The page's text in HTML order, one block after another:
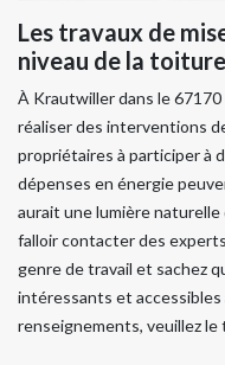
Les travaux de
niveau de la
À Krautwiller dans le
réaliser des interventions
propriétaires à participer à
dépenses en énergie
aurait une lumière naturelle
falloir contacter des
genre de travail et sachez
intéressants et
renseignements, veuillez